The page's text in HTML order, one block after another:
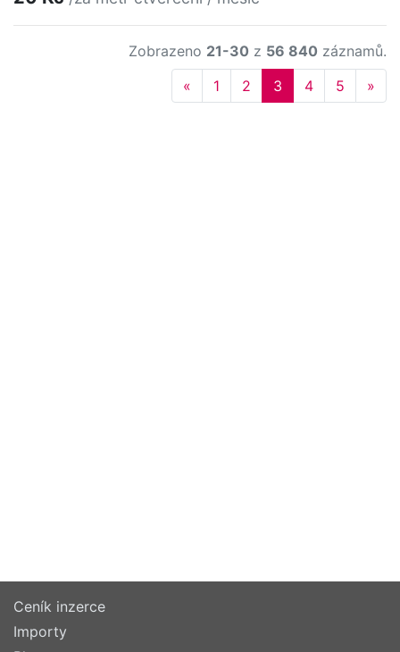
Zobrazeno 21-30 z 56 840 záznamů.
« Previous
1 2 3 4 5 »
Ceník inzerce
Importy